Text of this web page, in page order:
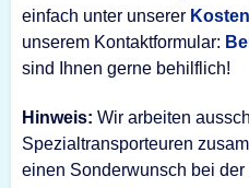
einfach unter unserer
unserem Kontaktformular:
sind Ihnen gerne behilflich!
Hinweis: Wir arbeiten
Spezialtransporteuren
einen Sonderwunsch bei